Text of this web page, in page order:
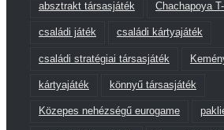
absztrakt társasjáték Chachapoya T-
családi játék családi kártyajáték
családi stratégiai társasjáték
kártyajáték könnyű társasjáték
Közepes nehézségű eurogame